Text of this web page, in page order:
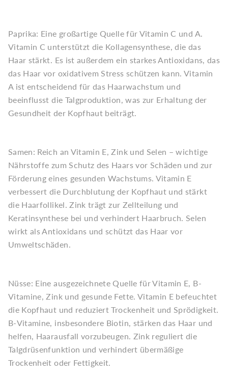
Paprika: Eine großartige Quelle für Vitamin C und A.
Vitamin C unterstützt die Kollagensynthese, die das
Haar stärkt. Es ist außerdem ein starkes Antioxidans, das
das Haar vor oxidativem Stress schützen kann. Vitamin
A ist entscheidend für das Haarwachstum und
beeinflusst die Talgproduktion, was zur Erhaltung der
Gesundheit der Kopfhaut beiträgt.
Samen: Reich an Vitamin E, Zink und Selen – wichtige
Nährstoffe zum Schutz des Haars vor Schäden und zur
Förderung eines gesunden Wachstums. Vitamin E
verbessert die Durchblutung der Kopfhaut und stärkt
die Haarfollikel. Zink trägt zur Zellteilung und
Keratinsynthese bei und verhindert Haarbruch. Selen
wirkt als Antioxidans und schützt das Haar vor
Umweltschäden.
Nüsse: Eine ausgezeichnete Quelle für Vitamin E, B-
Vitamine, Zink und gesunde Fette. Vitamin E befeuchtet
die Kopfhaut und reduziert Trockenheit und Sprödigkeit.
B-Vitamine, insbesondere Biotin, stärken das Haar und
helfen, Haarausfall vorzubeugen. Zink reguliert die
Talgdrüsenfunktion und verhindert übermäßige
Trockenheit oder Fettigkeit.